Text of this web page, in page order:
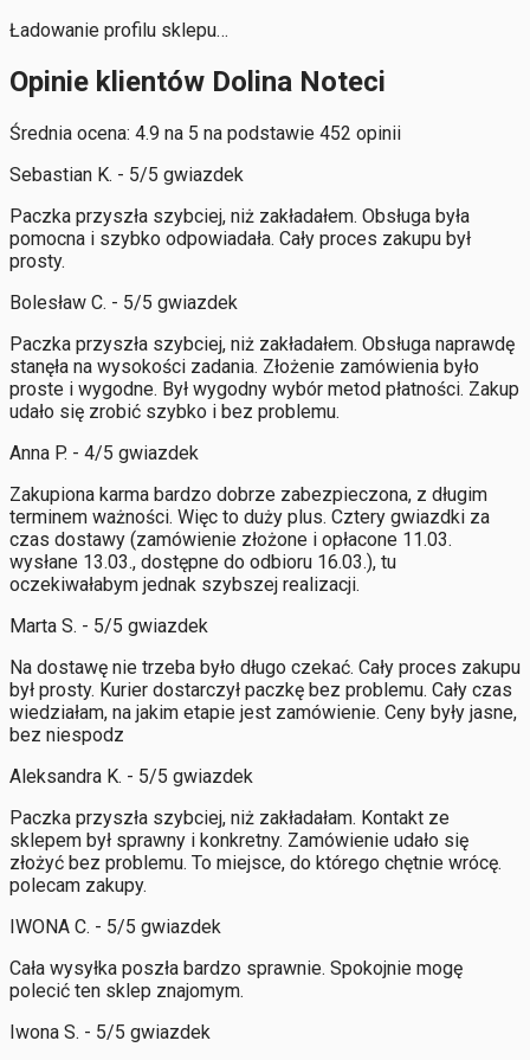
Ładowanie profilu sklepu…
Opinie klientów Dolina Noteci
Średnia ocena: 4.9 na 5 na podstawie 452 opinii
Sebastian K. - 5/5 gwiazdek
Paczka przyszła szybciej, niż zakładałem. Obsługa była
pomocna i szybko odpowiadała. Cały proces zakupu był
prosty.
Bolesław C. - 5/5 gwiazdek
Paczka przyszła szybciej, niż zakładałem. Obsługa naprawdę
stanęła na wysokości zadania. Złożenie zamówienia było
proste i wygodne. Był wygodny wybór metod płatności. Zakup
udało się zrobić szybko i bez problemu.
Anna P. - 4/5 gwiazdek
Zakupiona karma bardzo dobrze zabezpieczona, z długim
terminem ważności. Więc to duży plus. Cztery gwiazdki za
czas dostawy (zamówienie złożone i opłacone 11.03.
wysłane 13.03., dostępne do odbioru 16.03.), tu
oczekiwałabym jednak szybszej realizacji.
Marta S. - 5/5 gwiazdek
Na dostawę nie trzeba było długo czekać. Cały proces zakupu
był prosty. Kurier dostarczył paczkę bez problemu. Cały czas
wiedziałam, na jakim etapie jest zamówienie. Ceny były jasne,
bez niespodz
Aleksandra K. - 5/5 gwiazdek
Paczka przyszła szybciej, niż zakładałam. Kontakt ze
sklepem był sprawny i konkretny. Zamówienie udało się
złożyć bez problemu. To miejsce, do którego chętnie wrócę.
polecam zakupy.
IWONA C. - 5/5 gwiazdek
Cała wysyłka poszła bardzo sprawnie. Spokojnie mogę
polecić ten sklep znajomym.
Iwona S. - 5/5 gwiazdek